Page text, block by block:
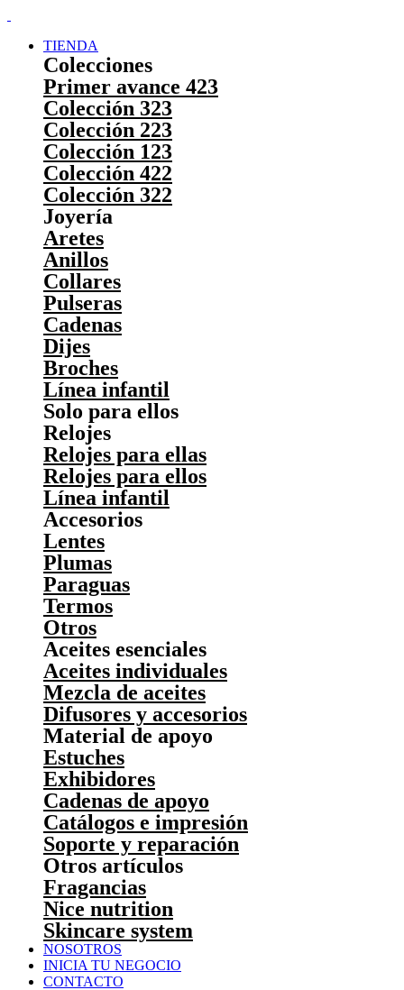
TIENDA
Colecciones
Primer avance 423
Colección 323
Colección 223
Colección 123
Colección 422
Colección 322
Joyería
Aretes
Anillos
Collares
Pulseras
Cadenas
Dijes
Broches
Línea infantil
Solo para ellos
Relojes
Relojes para ellas
Relojes para ellos
Línea infantil
Accesorios
Lentes
Plumas
Paraguas
Termos
Otros
Aceites esenciales
Aceites individuales
Mezcla de aceites
Difusores y accesorios
Material de apoyo
Estuches
Exhibidores
Cadenas de apoyo
Catálogos e impresión
Soporte y reparación
Otros artículos
Fragancias
Nice nutrition
Skincare system
NOSOTROS
INICIA TU NEGOCIO
CONTACTO